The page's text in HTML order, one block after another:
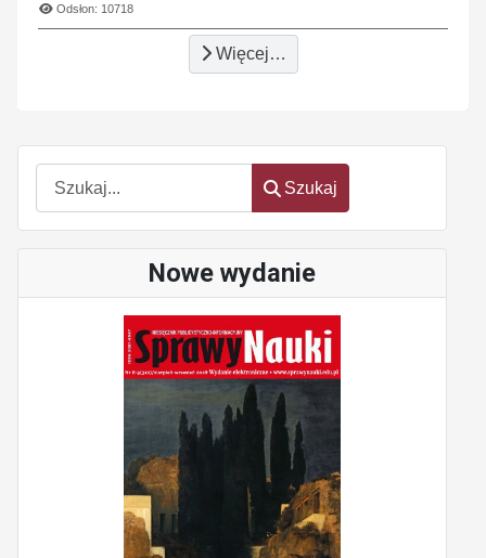
Szukaj
Szukaj
Nowe wydanie
Odsłon: 10718
Więcej…